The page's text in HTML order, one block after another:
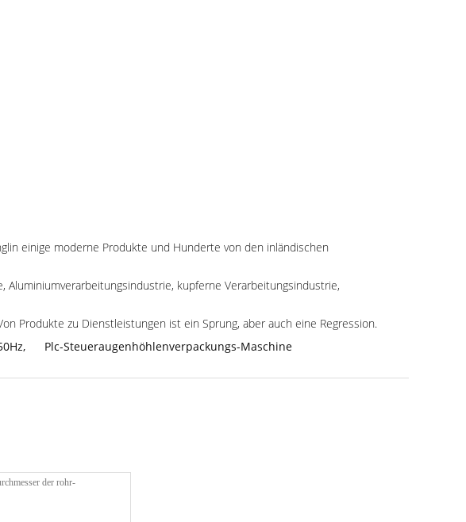
einige moderne Produkte und Hunderte von den inländischen
kupferne Verarbeitungsindustrie,
Produkte zu Dienstleistungen ist ein Sprung, aber auch eine Regression.
, Plc-Steueraugenhöhlenverpackungs-Maschine